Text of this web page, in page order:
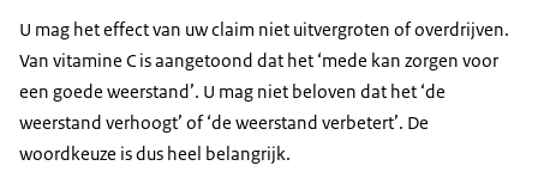
U mag het effect van uw claim niet uitvergroten of overdrijven.
Van vitamine C is aangetoond dat het ‘mede kan zorgen voor
een goede weerstand’. U mag niet beloven dat het ‘de
weerstand verhoogt’ of ‘de weerstand verbetert’. De
woordkeuze is dus heel belangrijk.